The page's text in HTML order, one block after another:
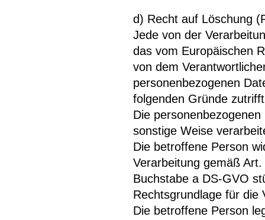
d) Recht auf Löschung
Jede von der
das vom Europäischen
von dem
personenbezogenen
folgenden Gründe
Die
sonstige Weise
Die betroffene Person
Verarbeitung gemäß
Buchstabe a DS-GVO
Rechtsgrundlage für die
Die betroffene Person